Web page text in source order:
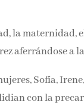
la maternidad,
aferrándose a
Sofía,
lidian con la